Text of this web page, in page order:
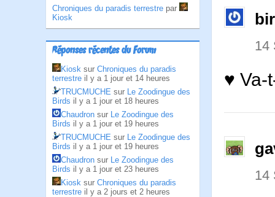
Chroniques du paradis terrestre par
Kiosk
Réponses récentes du Forum
Kiosk sur Chroniques du paradis
terrestre il y a 1 jour et 14 heures
TRUCMUCHE sur Le Zoodingue des
Birds il y a 1 jour et 18 heures
Chaudron sur Le Zoodingue des
Birds il y a 1 jour et 19 heures
TRUCMUCHE sur Le Zoodingue des
Birds il y a 1 jour et 19 heures
Chaudron sur Le Zoodingue des
Birds il y a 1 jour et 23 heures
Kiosk sur Chroniques du paradis
terrestre il y a 2 jours et 2 heures
14
♥ Va-
14